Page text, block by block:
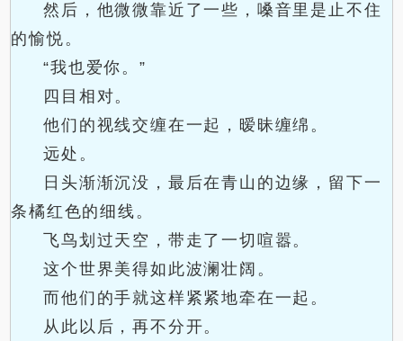
然后，他微微靠近了一些，嗓音里是止不住
的愉悦。
“我也爱你。”
四目相对。
他们的视线交缠在一起，暧昧缠绵。
远处。
日头渐渐沉没，最后在青山的边缘，留下一
条橘红色的细线。
飞鸟划过天空，带走了一切喧嚣。
这个世界美得如此波澜壮阔。
而他们的手就这样紧紧地牵在一起。
从此以后，再不分开。